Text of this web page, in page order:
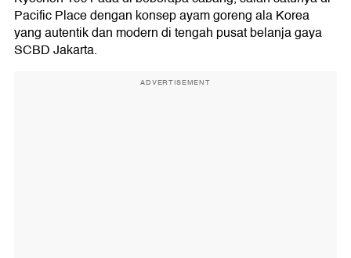
Pacific Place dengan konsep ayam goreng ala Korea
yang autentik dan modern di tengah pusat belanja gaya
SCBD Jakarta.
ADVERTISEMENT